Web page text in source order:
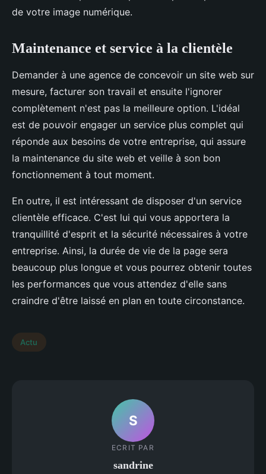
de votre image numérique.
Maintenance et service à la clientèle
Demander à une agence de concevoir un site web sur
mesure, facturer son travail et ensuite l'ignorer
complètement n'est pas la meilleure option. L'idéal
est de pouvoir engager un service plus complet qui
réponde aux besoins de votre entreprise, qui assure
la maintenance du site web et veille à son bon
fonctionnement à tout moment.
En outre, il est intéressant de disposer d'un service
clientèle efficace. C'est lui qui vous apportera la
tranquillité d'esprit et la sécurité nécessaires à votre
entreprise. Ainsi, la durée de vie de la page sera
beaucoup plus longue et vous pourrez obtenir toutes
les performances que vous attendez d'elle sans
craindre d'être laissé en plan en toute circonstance.
Actu
S
ECRIT PAR
sandrine